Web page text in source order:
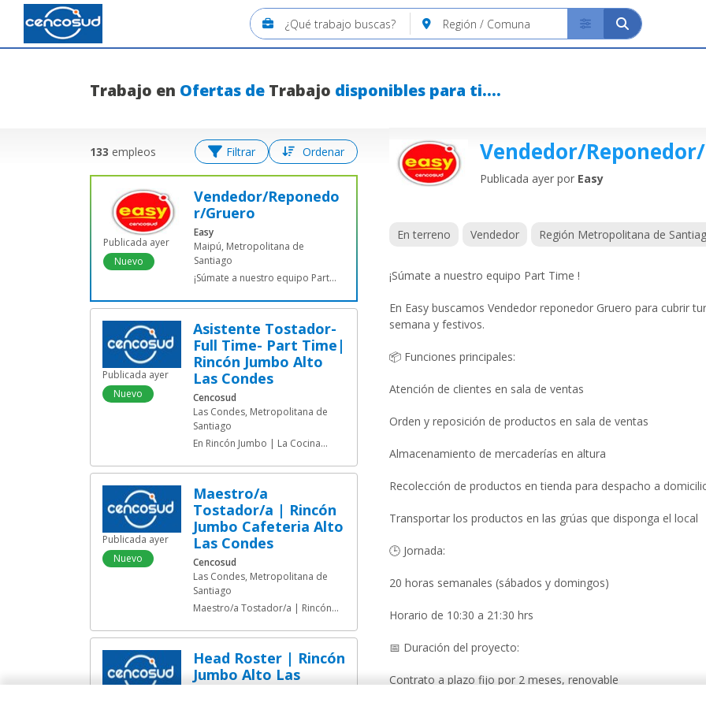
Trabajo en Ofertas de Trabajo disponibles para ti.
133 empleos Filtrar Ordenar
Publicada ayer
Nuevo
Vendedor/Reponedo
r/Gruero
Easy
Maipú, Metropolitana de
Santiago
¡Súmate a nuestro equipo Part
Publicada ayer
Nuevo
Asistente Tostador-
Full Time- Part Time|
Rincón Jumbo Alto
Las Condes
Cencosud
Las Condes, Metropolitana de
Santiago
En Rincón Jumbo | La Cocina
Publicada ayer
Nuevo
Maestro/a
Tostador/a | Rincón
Jumbo Cafeteria Alto
Las Condes
Cencosud
Las Condes, Metropolitana de
Santiago
Maestro/a Tostador/a | Rincón
Head Roster | Rincón
Jumbo Alto Las
Condes
Vendedor/
Publicada ayer por Easy
En terreno Vendedor Región Metropolitana de
¡Súmate a nuestro equipo Part Time !
En Easy buscamos Vendedor reponedor Gruero para cubrir
semana y festivos.
📦 Funciones principales:
Atención de clientes en sala de ventas
Orden y reposición de productos en sala de ventas
Almacenamiento de mercaderías en altura
Recolección de productos en tienda para despacho a
Transportar los productos en las grúas que disponga el local
🕒 Jornada:
20 horas semanales (sábados y domingos)
Horario de 10:30 a 21:30 hrs
📅 Duración del proyecto:
Contrato a plazo fijo por 2 meses, renovable